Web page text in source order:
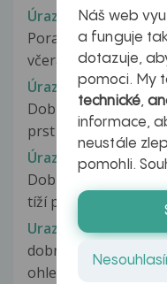
Úraz
Poraneni zadniho
včera jsem blbě
Úraz
Dobrý den, dítě (19
prst na ruce (první
Úraz
Dobrý den chtěl
tíží před cca 5 měsíci
Uraz
dobry den pane
ohledne manzelama
Náš web
a funguje
dotazuje,
pomoci. My
technické,
informace,
neustále
pomohli.